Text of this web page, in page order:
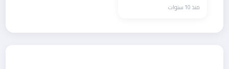
منذ 10 سنوات